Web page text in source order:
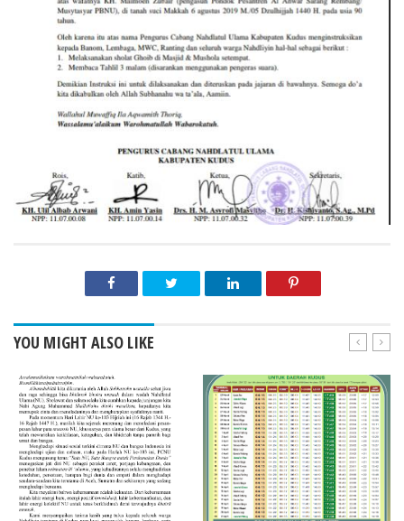
YOU MIGHT ALSO LIKE